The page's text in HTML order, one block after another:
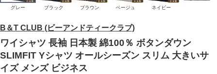
B＆T CLUB (ビーアンドティークラブ)
ワイシャツ 長袖 日本製 綿100％ ボタンダウン
SLIMFIT Yシャツ オールシーズン スリム 大きいサ
イズ メンズ ビジネス
グレー ブラック ブラウン ベージュ ネイビー